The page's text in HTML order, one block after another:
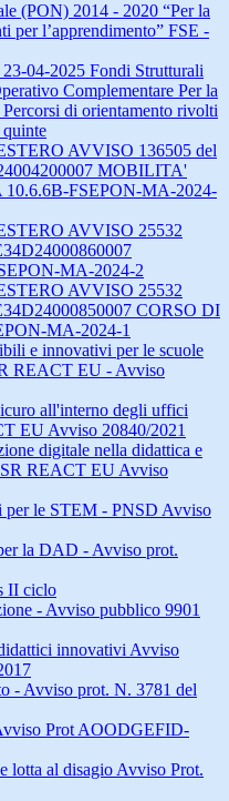
(PON) 2014 - 2020 “Per la
per l’apprendimento” FSE -
04-2025 Fondi Strutturali
Complementare Per la
di orientamento rivolti
quinte
AVVISO 136505 del
MOBILITA'
FSEPON-MA-2024-
AVVISO 25532
MA-2024-2
AVVISO 25532
CORSO DI
MA-2024-1
e innovativi per le scuole
REACT EU - Avviso
all'interno degli uffici
EU Avviso 20840/2021
digitale nella didattica e
REACT EU Avviso
per le STEM - PNSD Avviso
la DAD - Avviso prot.
II ciclo
- Avviso pubblico 9901
innovativi Avviso
- Avviso prot. N. 3781 del
Prot AOODGEFID-
lotta al disagio Avviso Prot.